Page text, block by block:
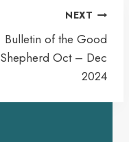
NEXT
Bulletin of the Good
Shepherd Oct – Dec
2024